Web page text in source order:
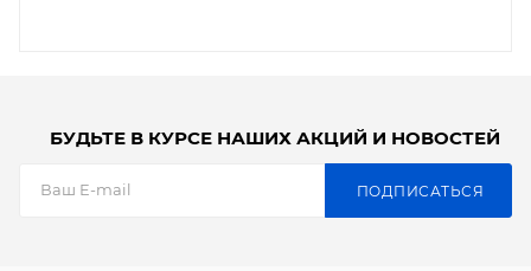
БУДЬТЕ В КУРСЕ НАШИХ АКЦИЙ И НОВОСТЕЙ
ПОДПИСАТЬСЯ